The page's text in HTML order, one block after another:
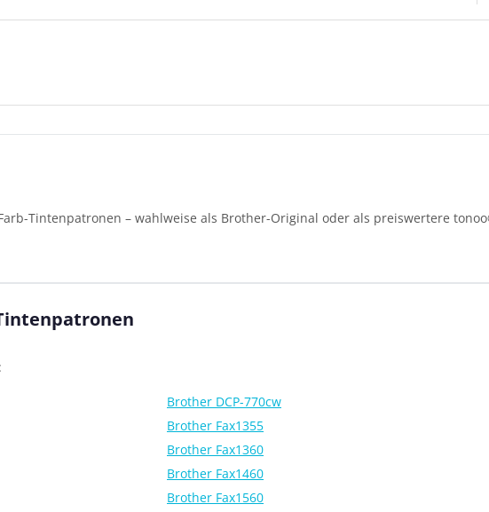
Tintenpatronen – wahlweise als Brother-Original oder als preiswertere
Brother DCP-770cw
Brother Fax1355
Brother Fax1360
Brother Fax1460
Brother Fax1560